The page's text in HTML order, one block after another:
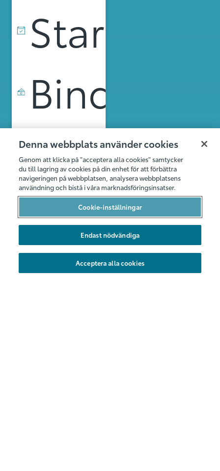
Stad
fr. 6399
månad
Denna webbplats använder cookies
Genom att klicka på "acceptera alla cookies" samtycker
du till lagring av cookies på din enhet för att förbättra
navigeringen på webbplatsen, analysera webbplatsens
användning och bistå i våra marknadsföringsinsatser.
Cookie-inställningar
Endast nödvändiga
Acceptera alla cookies